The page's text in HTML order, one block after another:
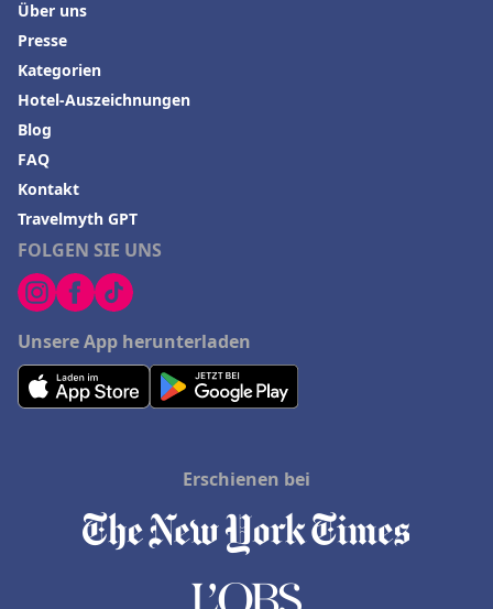
FOLGEN SIE UNS
Unsere App herunterladen
Über uns
Presse
Kategorien
Hotel-Auszeichnungen
Blog
FAQ
Kontakt
Travelmyth GPT
Erschienen bei